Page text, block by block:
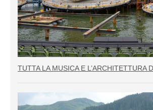
TUTTA LA MUSICA E L’ARCHITETTURA